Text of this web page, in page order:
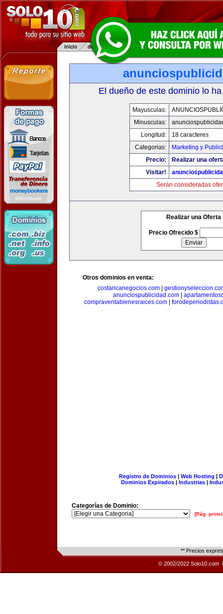
El dueño de este dominio lo
Mayusculas:
Minusculas:
Longitud:
18 caracteres
Categorias:
Marketing y
Precio:
Realizar una
Visitar!
Serán consideradas
Realizar una Oferta
Precio Ofrecido $
Otros dominios en venta:
costaricanegocios.com|
anunciospublicidad.com|
compraventabienesraices.com
Registro de Dominios| Web Hosting |
Dominios Expirados | Industrias |
Categorías de Dominio:
[Pág.
** Precios
© 2002/2022 Solo10.com